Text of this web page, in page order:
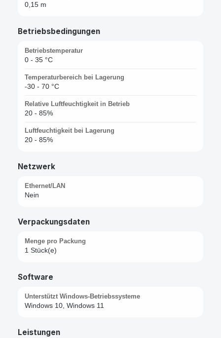
0,15 m
Betriebsbedingungen
Betriebstemperatur
0 - 35 °C
Temperaturbereich bei Lagerung
-30 - 70 °C
Relative Luftfeuchtigkeit in Betrieb
20 - 85%
Luftfeuchtigkeit bei Lagerung
20 - 85%
Netzwerk
Ethernet/LAN
Nein
Verpackungsdaten
Menge pro Packung
1 Stück(e)
Software
Unterstützt Windows-Betriebssysteme
Windows 10, Windows 11
Leistungen